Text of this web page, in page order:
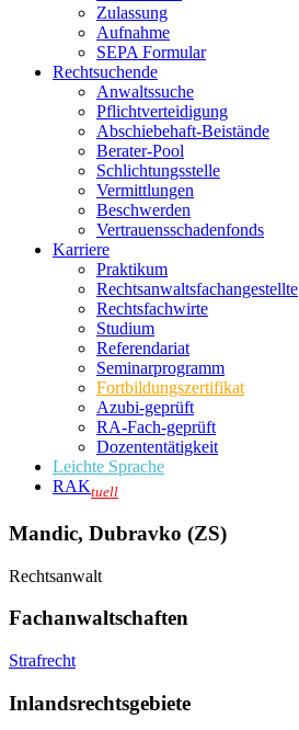
Zulassung
Aufnahme
SEPA Formular
Rechtsuchende
Anwaltssuche
Pflichtverteidigung
Abschiebehaft-Beistände
Berater-Pool
Schlichtungsstelle
Vermittlungen
Beschwerden
Vertrauensschadenfonds
Karriere
Praktikum
Rechtsanwalts­fachangestellte
Rechtsfachwirte
Studium
Referendariat
Seminarprogramm
Fortbildungszertifikat
Azubi-geprüft
RA-Fach-geprüft
Dozententätigkeit
Leichte Sprache
RAKtuell
Mandic, Dubravko (ZS)
Rechtsanwalt
Fachanwaltschaften
Strafrecht
Inlandsrechtsgebiete